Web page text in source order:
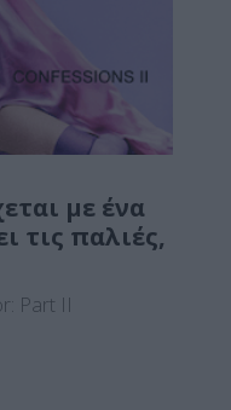
με ένα
τις παλιές,
Part II